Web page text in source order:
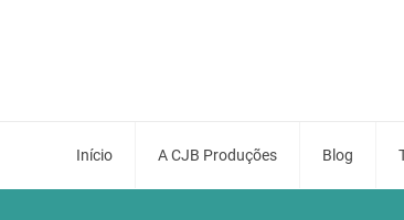
Início A CJB Produções Blog